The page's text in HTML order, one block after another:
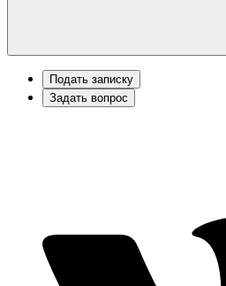
Подать записку
Задать вопрос